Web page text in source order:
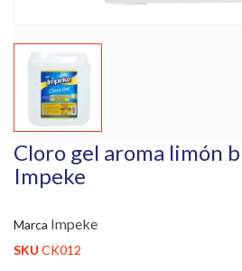
Cloro gel aroma limón
Impeke
Marca Impeke
SKU CK012